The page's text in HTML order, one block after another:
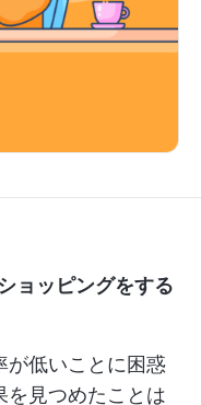
ョッピングをする
が低いことに困惑
を見つめたことは